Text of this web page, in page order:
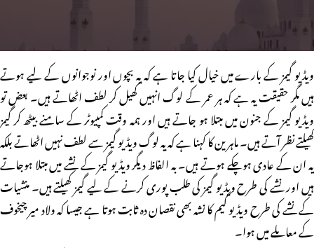
ویڈیو گیمز کے بارے میں خیال کیا جاتا ہے کہ یہ بچوں اور نوجوانوں کے لیے ہوتے
ہیں مگر حقیقت یہ ہے کہ ہر عمر کے لوگ انہیں کھیل کر لطف اٹھاتے ہیں۔ بعض تو
ویڈیو گیمز کے جنون میں مبتلا ہو جاتے ہیں اور ہمہ وقت کمپیوٹر کے سامنے بیٹھ کر گیمز
کھیلتے نظر آتے ہیں۔ ماہرین کا کہنا ہے کہ یہ لوگ ویڈیو گیمز سے لطف نہیں اٹھاتے بلکہ
یہ ان کے عادی ہوچکے ہوتے ہیں۔ بہ الفاظ دیگر ویڈیو گیمز کے نشے میں مبتلا ہوجاتے
ہیں اور نشے کی طرح ویڈیو گیمز کی طلب پوری کرنے کے لیے گیمز کھیلتے ہیں۔ منشیات
کے نشے کی طرح ویڈیو گیم کا نشہ بھی نقصان دہ ثابت ہوتا ہے جیسا کہ ولاد میر چیخوف
کے معاملے میں ہوا۔